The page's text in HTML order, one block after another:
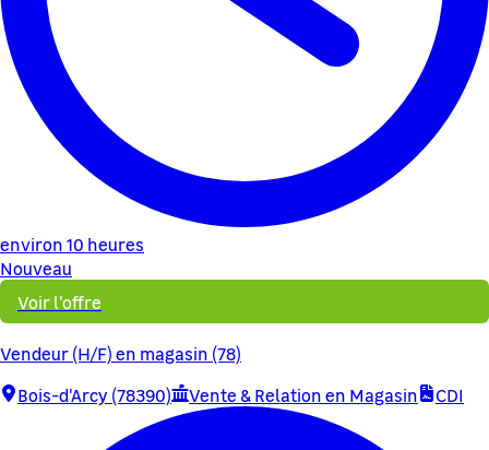
environ 10 heures
Nouveau
Voir l'offre
Vendeur (H/F) en magasin (78)
Bois-d'Arcy (78390)
Vente & Relation en Magasin CDI